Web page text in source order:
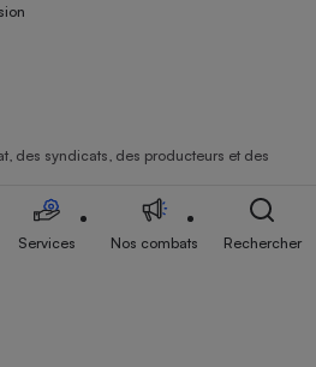
des syndicats, des producteurs et des
Services Nos combats Rechercher